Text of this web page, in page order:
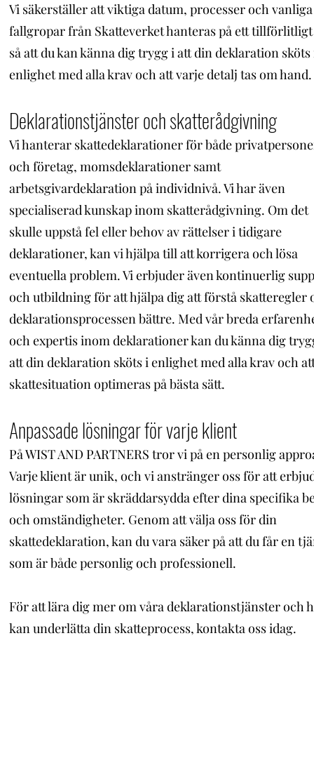
Vi säkerställer att viktiga datum, processer och vanliga
fallgropar från Skatteverket hanteras på ett tillförlitligt
så att du kan känna dig trygg i att din deklaration sköts
enlighet med alla krav och att varje detalj tas om hand.
Deklarationstjänster och skatterådgivning
Vi hanterar skattedeklarationer för både
och företag, momsdeklarationer samt
arbetsgivardeklaration på individnivå. Vi har även
specialiserad kunskap inom skatterådgivning. Om det
skulle uppstå fel eller behov av rättelser i tidigare
deklarationer, kan vi hjälpa till att korrigera och lösa
eventuella problem. Vi erbjuder även kontinuerlig
och utbildning för att hjälpa dig att förstå skatteregler
deklarationsprocessen bättre. Med vår breda
och expertis inom deklarationer kan du känna dig
att din deklaration sköts i enlighet med alla krav och
skattesituation optimeras på bästa sätt.
Anpassade lösningar för varje klient
På WIST AND PARTNERS tror vi på en personlig
Varje klient är unik, och vi anstränger oss för att
lösningar som är skräddarsydda efter dina specifika
och omständigheter. Genom att välja oss för din
skattedeklaration, kan du vara säker på att du får en
som är både personlig och professionell.
För att lära dig mer om våra deklarationstjänster och
kan underlätta din skatteprocess, kontakta oss idag.